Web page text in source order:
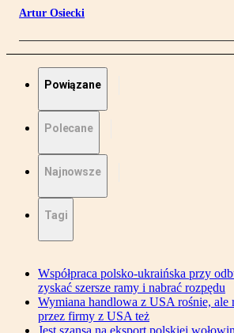
Artur Osiecki
Powiązane
Polecane
Najnowsze
Tagi
Współpraca polsko-ukraińska przy
zyskać szersze ramy i nabrać rozpędu
Wymiana handlowa z USA rośnie, ale
przez firmy z USA też
Jest szansa na eksport polskiej